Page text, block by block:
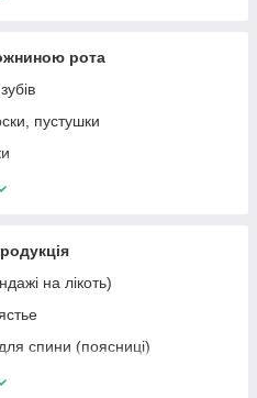
рота
пустушки
протезами
до іригатерів
порожнини рота
на лікоть)
спини (поясниці)